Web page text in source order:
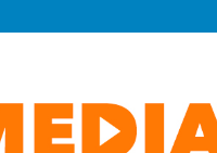
JESUS !